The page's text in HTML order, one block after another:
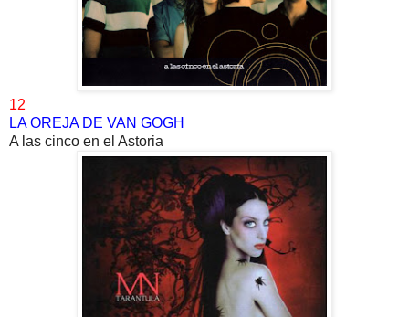
12
LA OREJA DE VAN GOGH
A las cinco en el Astoria